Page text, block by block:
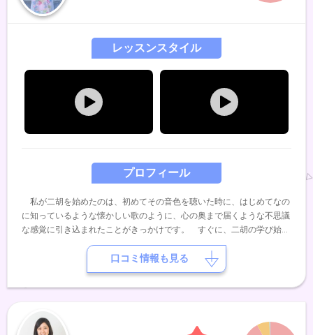
プロフィール
私が二胡を始めたのは、初めてその音色を聴いた時に、はじめてなの
に知っているような懐かしい歌のように、心の奥まで届くような不思議
な感覚に引き込まれたことがきっかけです。 すぐに、二胡の学び始
め、今までに、陳少林先生、ウェイウェイウー先生、周ヨウコン先生、
ジャーパンファン先生、張連生先生とたくさんの先生から幅広く二胡の
技術と音楽に対しての深い思いを学びました。 今は関西近辺で演奏活
やすさ 個人の適性へのよりそい です。初めての方から 経験者の方
レッスンスタイル
口コミ情報も見る